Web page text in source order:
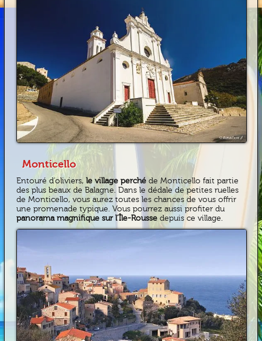
Monticello
Entouré d’oliviers,le village perché de Monticello fait partie
des plus beaux de Balagne. Dans le dédale de petites ruelles
de Monticello, vous aurez toutes les chances de vous offrir
une promenade typique. Vous pourrez aussi profiter du
panorama magnifique sur l’Île-Rousse depuis ce village.